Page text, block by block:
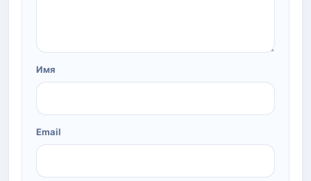
Имя
Email